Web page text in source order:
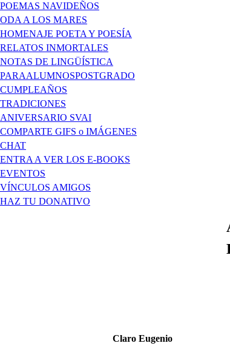
POEMAS NAVIDEÑOS
ODA A LOS MARES
HOMENAJE POETA Y POESÍA
RELATOS INMORTALES
NOTAS DE LINGÜÍSTICA
PARAALUMNOSPOSTGRADO
CUMPLEAÑOS
TRADICIONES
ANIVERSARIO SVAI
COMPARTE GIFS o IMÁGENES
CHAT
ENTRA A VER LOS E-BOOKS
EVENTOS
VÍNCULOS AMIGOS
HAZ TU DONATIVO
Claro Eugenio